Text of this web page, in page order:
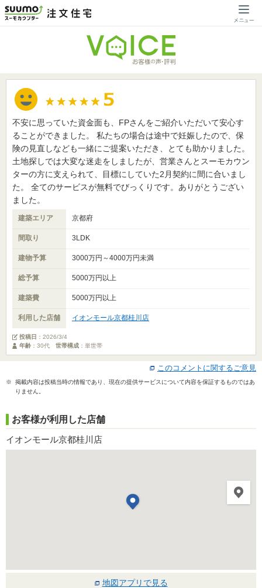
不安に思っていた資金面も、FPさんをご紹介いただいて安心す
ることができました。 私たちの場合は途中で妊娠したので、保
険の見直しなども一緒にご提案いただき、とても助かりました。
土地探しでは大変な迷走をしましたが、営業さんとスーモカウン
ターの方に支えられて、目標にしていた2月契約に間に合いまし
た。 全てのサービスが無料でびっくりです。ありがとうござい
ました。
建築エリア 京都府
間取り 3LDK
建物予算 3000万円～4000万円未満
総予算 5000万円以上
建築費 5000万円以上
利用した店舗 イオンモール京都桂川店
投稿日 ： 2026/3/4
年齢 ：30代 世帯構成 ：単世帯
このコメントに関するご意見
※ 掲載内容は投稿当時の情報であり、現在の提供サービスについて内容を保証するものではあ
りません。
お客様が利用した店舗
イオンモール京都桂川店
地図アプリで見る